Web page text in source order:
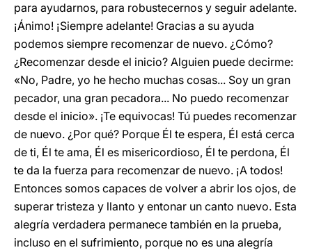
para ayudarnos, para robustecernos y seguir adelante.
¡Ánimo! ¡Siempre adelante! Gracias a su ayuda
podemos siempre recomenzar de nuevo. ¿Cómo?
¿Recomenzar desde el inicio? Alguien puede decirme:
«No, Padre, yo he hecho muchas cosas... Soy un gran
pecador, una gran pecadora... No puedo recomenzar
desde el inicio». ¡Te equivocas! Tú puedes recomenzar
de nuevo. ¿Por qué? Porque Él te espera, Él está cerca
de ti, Él te ama, Él es misericordioso, Él te perdona, Él
te da la fuerza para recomenzar de nuevo. ¡A todos!
Entonces somos capaces de volver a abrir los ojos, de
superar tristeza y llanto y entonar un canto nuevo. Esta
alegría verdadera permanece también en la prueba,
incluso en el sufrimiento, porque no es una alegría